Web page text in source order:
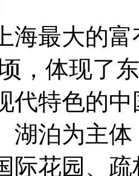
海最大的
，体现了
代特色的
湖泊为主
际花园、